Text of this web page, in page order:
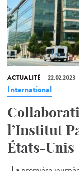
ACTUALITÉ 22.02.2023
International
l’Institut
États-Unis